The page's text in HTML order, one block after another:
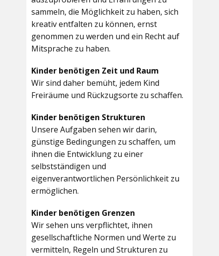
sammeln, die Möglichkeit zu haben, sich
kreativ entfalten zu können, ernst
genommen zu werden und ein Recht auf
Mitsprache zu haben.
Kinder benötigen Zeit und Raum
Wir sind daher bemüht, jedem Kind
Freiräume und Rückzugsorte zu schaffen.
Kinder benötigen Strukturen
Unsere Aufgaben sehen wir darin,
günstige Bedingungen zu schaffen, um
ihnen die Entwicklung zu einer
selbstständigen und
eigenverantwortlichen Persönlichkeit zu
ermöglichen.
Kinder benötigen Grenzen
Wir sehen uns verpflichtet, ihnen
gesellschaftliche Normen und Werte zu
vermitteln, Regeln und Strukturen zu